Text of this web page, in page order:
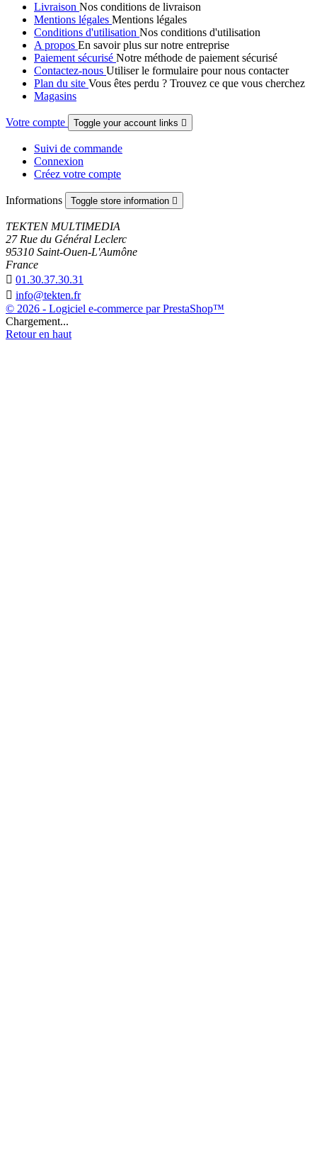
Livraison Nos conditions de livraison
Mentions légales Mentions légales
Conditions d'utilisation Nos conditions d'utilisation
A propos En savoir plus sur notre entreprise
Paiement sécurisé Notre méthode de paiement sécurisé
Contactez-nous Utiliser le formulaire pour nous contacter
Plan du site Vous êtes perdu ? Trouvez ce que vous cherchez
Magasins
Votre compte Toggle your account links 
Suivi de commande
Connexion
Créez votre compte
Informations Toggle store information 
TEKTEN MULTIMEDIA
27 Rue du Général Leclerc
95310 Saint-Ouen-L'Aumône
France
 01.30.37.30.31
 info@tekten.fr
© 2026 - Logiciel e-commerce par PrestaShop™
Chargement...
Retour en haut